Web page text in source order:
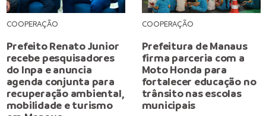
COOPERAÇÃO
Prefeito Renato Junior
recebe pesquisadores
do Inpa e anuncia
agenda conjunta para
recuperação ambiental,
mobilidade e turismo
COOPERAÇÃO
Prefeitura de Manaus
firma parceria com a
Moto Honda para
fortalecer educação no
trânsito nas escolas
municipais